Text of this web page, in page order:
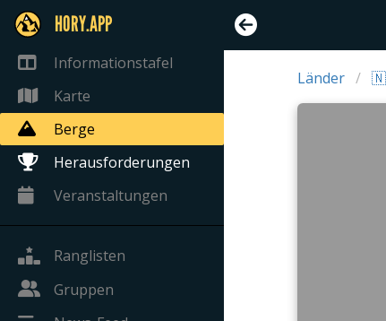
HORY.APP
Informationstafel
Karte
Berge
Herausforderungen
Veranstaltungen
Ranglisten
Gruppen
Länder